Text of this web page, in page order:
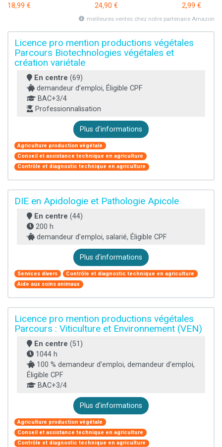
18,99 €
24,90 €
2,99 €
meilleures ventes chez notre partenaire Amazon
Licence pro mention productions végétales
Parcours Biotechnologies végétales et
création variétale
En centre (69)
demandeur d’emploi, Éligible CPF
BAC+3/4
Professionnalisation
Plus d'informations
Agriculture production végétale
Conseil et assistance technique en agriculture
Contrôle et diagnostic technique en agriculture
DIE en Apidologie et Pathologie Apicole
En centre (44)
200 h
demandeur d’emploi, salarié, Éligible CPF
Plus d'informations
Services divers
Contrôle et diagnostic technique en agriculture
Aide aux soins animaux
Licence pro mention productions végétales
Parcours : Viticulture et Environnement (VEN)
En centre (51)
1044 h
100 % demandeur d’emploi, demandeur d’emploi,
Éligible CPF
BAC+3/4
Plus d'informations
Agriculture production végétale
Conseil et assistance technique en agriculture
Contrôle et diagnostic technique en agriculture